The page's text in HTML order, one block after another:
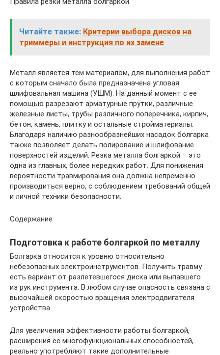
Читайте также: Критерии выбора дисков на
триммеры и инструкция по их замене
Металл является тем материалом, для выполнения работ
с которым сначало была предназначена угловая
шлифовальная машина (УШМ). На данный момент с ее
помощью разрезают арматурные прутки, различные
железные листы, трубы различного поперечника, кирпич,
бетон, камень, плитку и остальные стройматериалы.
Благодаря наличию разнообразнейших насадок болгарка
также позволяет делать полирование и шлифование
поверхностей изделий. Резка металла болгаркой – это
одна из главных, более нередких работ. Для понижения
вероятности травмирования она должна непременно
производиться верно, с соблюдением требований общей
и личной техники безопасности.
Содержание
Подготовка к работе болгаркой по металлу
Болгарка относится к уровню относительно
небезопасных электроинструментов. Получить травму
есть вариант от разлетевшегося диска или выпавшего
из рук инструмента. В любом случае опасность связана с
высочайшей скоростью вращения электродвигателя
устройства.
Для увеличения эффективности работы болгаркой,
расширения ее многофункциональных способностей,
реально употребляют такие дополнительные